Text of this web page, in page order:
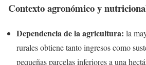
Contexto agronómico y
Dependencia de la agricultura: la
rurales obtiene tanto ingresos como
pequeñas parcelas inferiores a una